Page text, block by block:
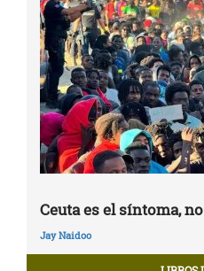
Ceuta es el síntoma,
Jay Naidoo